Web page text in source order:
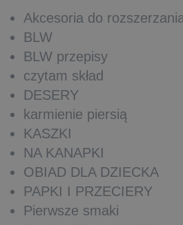
Akcesoria do
BLW
BLW przepisy
czytam skład
DESERY
karmienie piersią
KASZKI
NA KANAPKI
OBIAD DLA DZIECKA
PAPKI I PRZECIERY
Pierwsze smaki